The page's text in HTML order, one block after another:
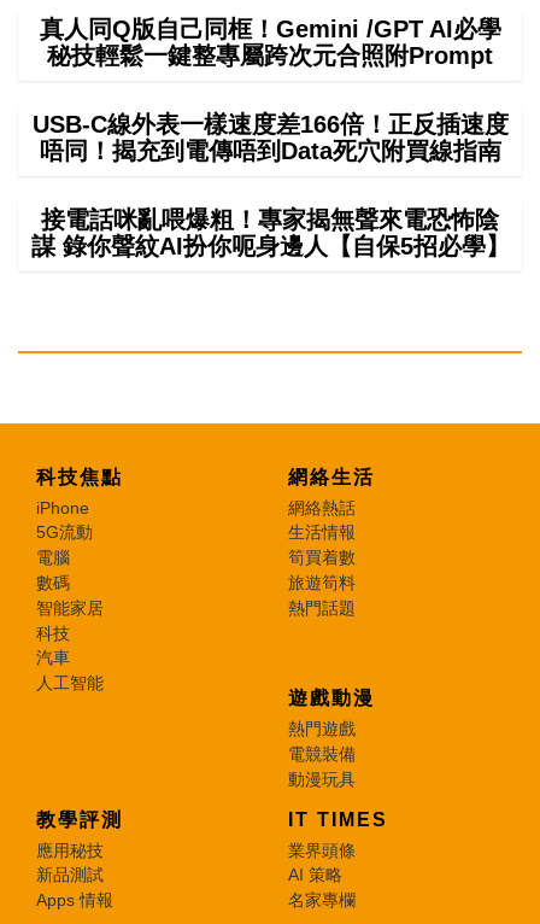
真人同Q版自己同框！Gemini /GPT AI必學
秘技輕鬆一鍵整專屬跨次元合照附Prompt
USB-C線外表一樣速度差166倍！正反插速度
唔同！揭充到電傳唔到Data死穴附買線指南
接電話咪亂喂爆粗！專家揭無聲來電恐怖陰
謀 錄你聲紋AI扮你呃身邊人【自保5招必學】
科技焦點
iPhone
5G流動
電腦
數碼
智能家居
科技
汽車
人工智能
網絡生活
網絡熱話
生活情報
筍買着數
旅遊筍料
熱門話題
遊戲動漫
熱門遊戲
電競裝備
動漫玩具
教學評測
應用秘技
新品測試
Apps 情報
IT TIMES
業界頭條
AI 策略
名家專欄